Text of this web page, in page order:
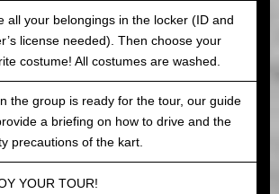
all your belongings in the locker (ID and
license needed). Then choose your
costume! All costumes are washed.
the group is ready for the tour, our guide
a briefing on how to drive and the
precautions of the kart.
YOUR TOUR!